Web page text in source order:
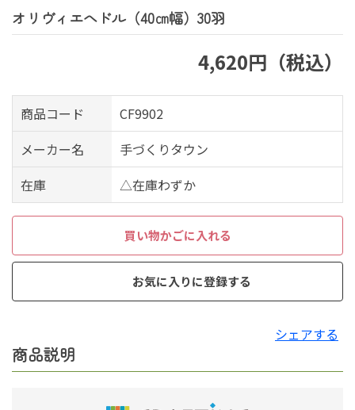
オリヴィエへドル（40㎝幅）30羽
4,620円（税込）
商品コード
CF9902
メーカー名
手づくりタウン
在庫
△在庫わずか
買い物かごに入れる
お気に入りに登録する
シェアする
商品説明